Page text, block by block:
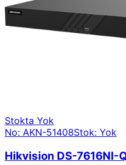
Stokta Yok
No: AKN-51408Stok: Yok
Hikvision DS-7616NI-